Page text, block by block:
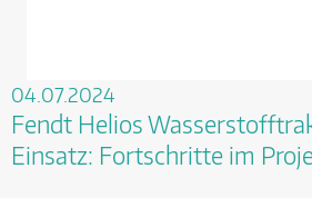
04.07.2024
Fendt Helios
Einsatz: Fortschritte im